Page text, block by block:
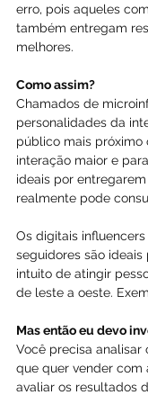
erro, pois aqueles
também entregam
melhores.
Como assim?
Chamados de
personalidades da
público mais próximo
interação maior e
ideais por
realmente pode
Os digitais
seguidores são ideais
intuito de atingir
de leste a oeste.
Mas então eu devo
Você precisa analisar
que quer vender com
avaliar os resultados